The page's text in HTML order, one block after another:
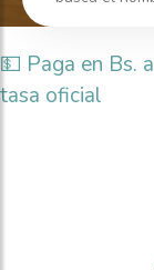
💵 Paga en Bs. a
tasa oficial